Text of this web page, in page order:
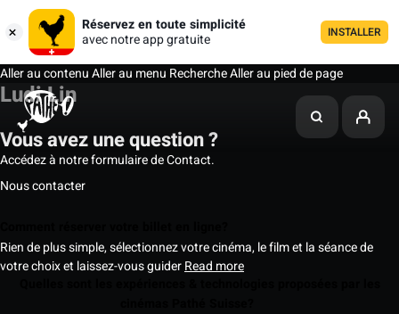
Réservez en toute simplicité
avec notre app gratuite
INSTALLER
Aller au contenuAller au menu RechercheAller au pied de page
Ludi Lin
Vous avez une question ?
Accédez à notre formulaire de Contact.
Nous contacter
Rien de plus simple, sélectionnez votre cinéma, le film et la séance de
votre choix et laissez-vous guiderRead more